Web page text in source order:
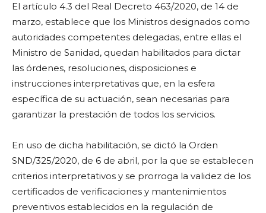
El artículo 4.3 del Real Decreto 463/2020, de 14 de
marzo, establece que los Ministros designados como
autoridades competentes delegadas, entre ellas el
Ministro de Sanidad, quedan habilitados para dictar
las órdenes, resoluciones, disposiciones e
instrucciones interpretativas que, en la esfera
específica de su actuación, sean necesarias para
garantizar la prestación de todos los servicios.
En uso de dicha habilitación, se dictó la Orden
SND/325/2020, de 6 de abril, por la que se establecen
criterios interpretativos y se prorroga la validez de los
certificados de verificaciones y mantenimientos
preventivos establecidos en la regulación de